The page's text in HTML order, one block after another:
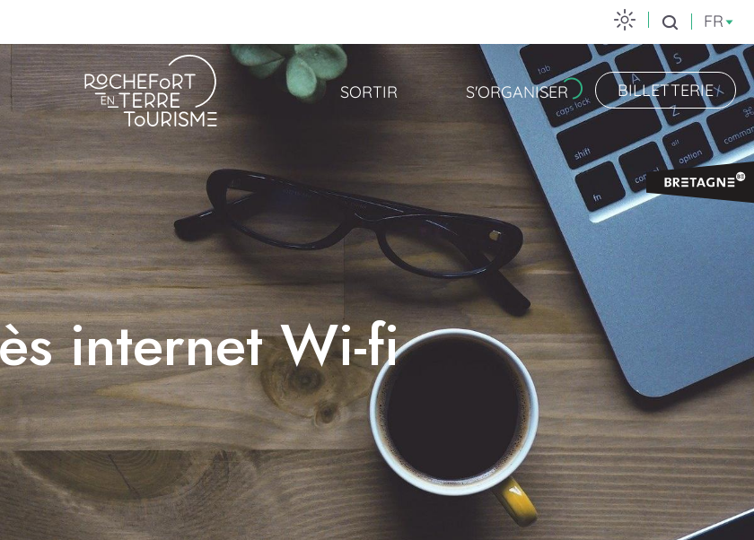
Recherche
FR
BILLETTERIE
SORTIR S'ORGANISER
internet Wi-fi